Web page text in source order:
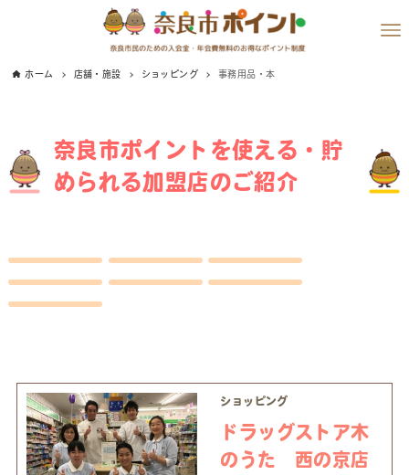
ホーム 店舗・施設 ショッピング 事務用品・本
奈良市ポイントを使える・貯
められる加盟店のご紹介
ショッピング
ドラッグストア木
のうた 西の京店